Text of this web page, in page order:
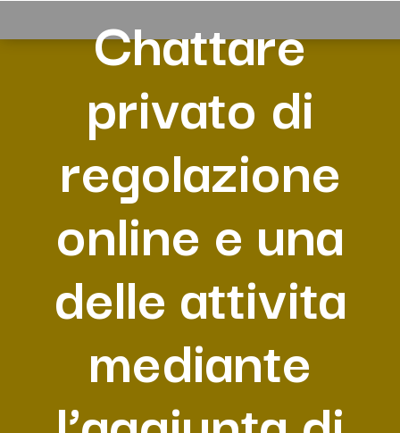
Chattare
privato di
regolazione
online e una
delle attivita
mediante